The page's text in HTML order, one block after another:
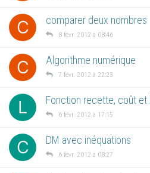
C comparer deux nombres
8 févr. 2012 à 08:46
C Algorithme numérique
7 févr. 2012 à 22:23
L Fonction recette, coût et
6 févr. 2012 à 17:15
C DM avec inéquations
6 févr. 2012 à 08:27